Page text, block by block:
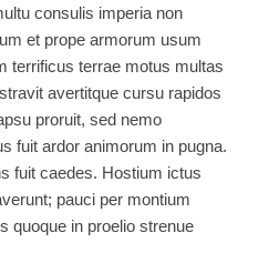
consulis imperia non
et prope armorum usum
terrificus terrae motus multas
avertitque cursu rapidos
proruit, sed nemo
fuit ardor animorum in pugna.
fuit caedes. Hostium ictus
pauci per montium
quoque in proelio strenue